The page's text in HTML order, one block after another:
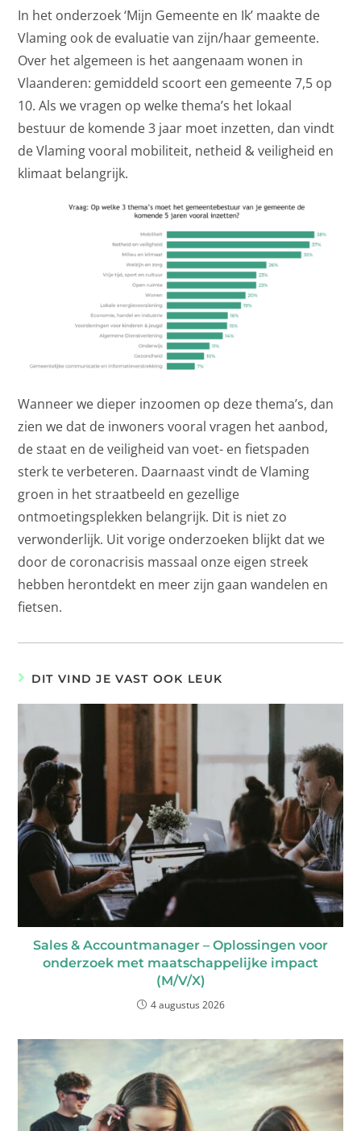
In het onderzoek ‘Mijn Gemeente en Ik’ maakte de
Vlaming ook de evaluatie van zijn/haar gemeente.
Over het algemeen is het aangenaam wonen in
Vlaanderen: gemiddeld scoort een gemeente 7,5 op
10. Als we vragen op welke thema’s het lokaal
bestuur de komende 3 jaar moet inzetten, dan vindt
de Vlaming vooral mobiliteit, netheid & veiligheid en
klimaat belangrijk.
Wanneer we dieper inzoomen op deze thema’s, dan
zien we dat de inwoners vooral vragen het aanbod,
de staat en de veiligheid van voet- en fietspaden
sterk te verbeteren. Daarnaast vindt de Vlaming
groen in het straatbeeld en gezellige
ontmoetingsplekken belangrijk. Dit is niet zo
verwonderlijk. Uit vorige onderzoeken blijkt dat we
door de coronacrisis massaal onze eigen streek
hebben herontdekt en meer zijn gaan wandelen en
fietsen.
DIT VIND JE VAST OOK LEUK
Sales & Accountmanager – Oplossingen voor
onderzoek met maatschappelijke impact
(M/V/X)
4 augustus 2026